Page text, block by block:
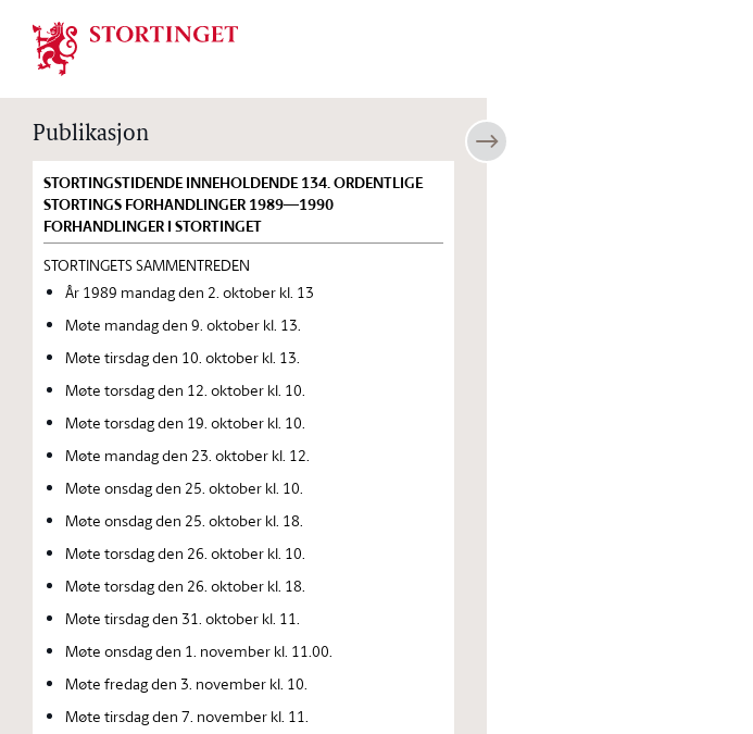
Stortinget.no
Publikasjon
STORTINGSTIDENDE INNEHOLDENDE 134. ORDENTLIGE
STORTINGS FORHANDLINGER 1989—1990
FORHANDLINGER I STORTINGET
STORTINGETS SAMMENTREDEN
År 1989 mandag den 2. oktober kl. 13
Møte mandag den 9. oktober kl. 13.
Møte tirsdag den 10. oktober kl. 13.
Møte torsdag den 12. oktober kl. 10.
Møte torsdag den 19. oktober kl. 10.
Møte mandag den 23. oktober kl. 12.
Møte onsdag den 25. oktober kl. 10.
Møte onsdag den 25. oktober kl. 18.
Møte torsdag den 26. oktober kl. 10.
Møte torsdag den 26. oktober kl. 18.
Møte tirsdag den 31. oktober kl. 11.
Møte onsdag den 1. november kl. 11.00.
Møte fredag den 3. november kl. 10.
Møte tirsdag den 7. november kl. 11.